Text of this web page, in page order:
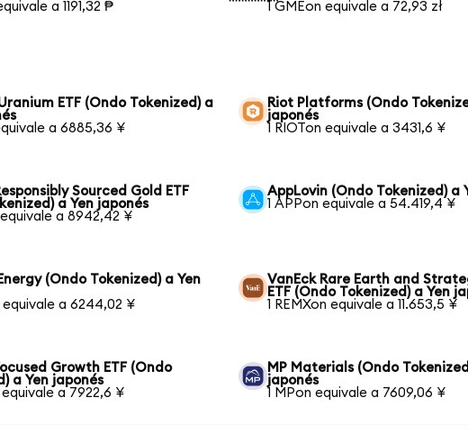
a 1191,32 ₱
1 GMEon equivale a 72,93 zł
ETF (Ondo Tokenized) a
a 6885,36 ¥
Riot Platforms (Ondo
japonés
1 RIOTon equivale a 3431,6 ¥
Sourced Gold ETF
a Yen japonés
equivale a 8942,42 ¥
AppLovin (Ondo Tokenized) a
1 APPon equivale a 54.419,4 ¥
(Ondo Tokenized) a Yen
equivale a 6244,02 ¥
VanEck Rare Earth and
ETF (Ondo Tokenized) a Yen
1 REMXon equivale a 11.653,5 ¥
Growth ETF (Ondo
a Yen japonés
equivale a 7922,6 ¥
MP Materials (Ondo
japonés
1 MPon equivale a 7609,06 ¥